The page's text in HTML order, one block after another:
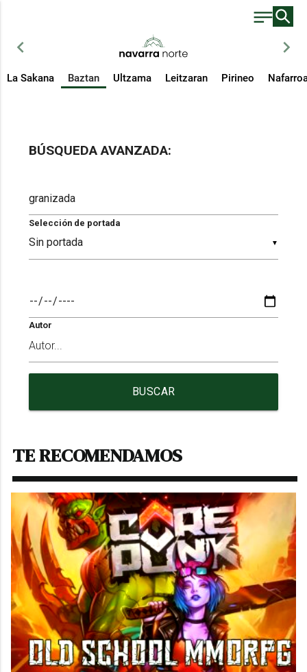
chevron_left chevron_right
La Sakana Baztan Ultzama Leitzaran Pirineo
BÚSQUEDA AVANZADA:
▼
Selección de portada
Autor
BUSCAR
TE RECOMENDAMOS